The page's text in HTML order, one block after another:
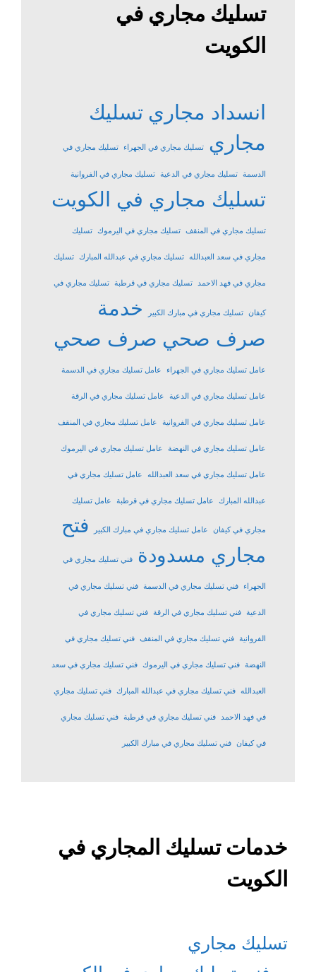
تسليك مجاري في
الكويت
انسداد مجاري تسليك
مجاري
تسليك مجاري في الجهراء تسليك مجاري في
الدسمة تسليك مجاري في الدعية تسليك مجاري في الفروانية
تسليك مجاري في الكويت
تسليك مجاري في المنقف تسليك مجاري في اليرموك تسليك
مجاري في سعد العبدالله تسليك مجاري في عبدالله المبارك تسليك
مجاري في فهد الاحمد تسليك مجاري في قرطبة تسليك مجاري في
كيفان تسليك مجاري في مبارك الكبير
خدمة
صرف صحي صرف صحي
عامل تسليك مجاري في الجهراء عامل تسليك مجاري في الدسمة
عامل تسليك مجاري في الدعية عامل تسليك مجاري في الرقة
عامل تسليك مجاري في الفروانية عامل تسليك مجاري في المنقف
عامل تسليك مجاري في النهضة عامل تسليك مجاري في اليرموك
عامل تسليك مجاري في سعد العبدالله عامل تسليك مجاري في
عبدالله المبارك عامل تسليك مجاري في قرطبة عامل تسليك
مجاري في كيفان عامل تسليك مجاري في مبارك الكبير
فتح
مجاري مسدودة
فني تسليك مجاري في
الجهراء فني تسليك مجاري في الدسمة فني تسليك مجاري في
الدعية فني تسليك مجاري في الرقة فني تسليك مجاري في
الفروانية فني تسليك مجاري في المنقف فني تسليك مجاري في
النهضة فني تسليك مجاري في اليرموك فني تسليك مجاري في سعد
العبدالله فني تسليك مجاري في عبدالله المبارك فني تسليك مجاري
في فهد الاحمد فني تسليك مجاري في قرطبة فني تسليك مجاري
في كيفان فني تسليك مجاري في مبارك الكبير
خدمات تسليك المجاري في
الكويت
تسليك مجاري